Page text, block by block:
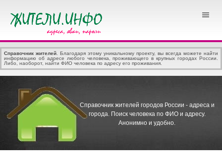
Справочник жителей . Благодаря этому уникальному проекту, вы всегда можете найти
информацию об адресе любого человека, проживающего в крупных городах России.
Либо, наоборот, найти ФИО человека по адресу его проживания.
Справочник жителей городов России - адреса и
города. Поиск человека по ФИО и адресу.
Анонимно и удобно.